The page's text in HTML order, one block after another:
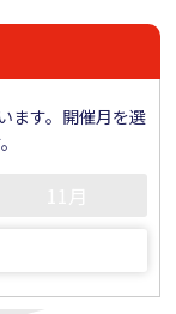
ます。開催月を選